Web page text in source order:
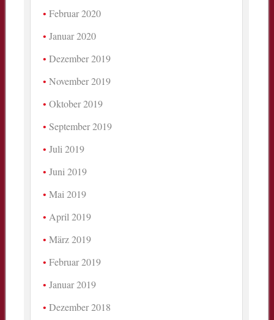
Februar 2020
Januar 2020
Dezember 2019
November 2019
Oktober 2019
September 2019
Juli 2019
Juni 2019
Mai 2019
April 2019
März 2019
Februar 2019
Januar 2019
Dezember 2018